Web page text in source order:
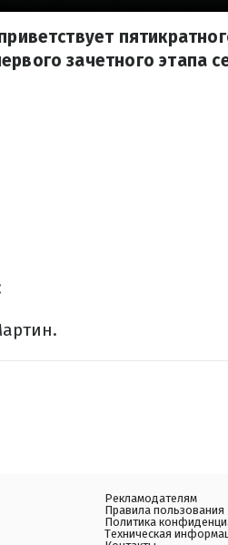
зачетного этапа
Рекламодателям
Правила пользования
Политика
Техническая